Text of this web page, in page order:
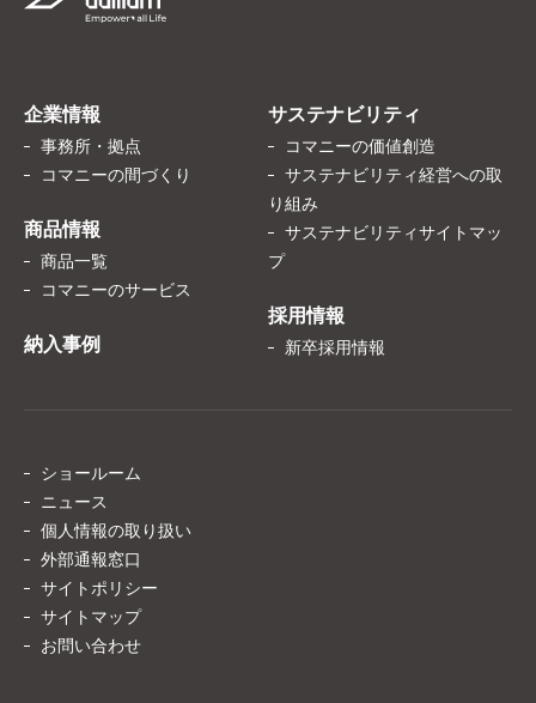
企業情報
事務所・拠点
コマニーの間づくり
商品情報
商品一覧
コマニーのサービス
納入事例
サステナビリティ
コマニーの価値創造
サステナビリティ経営への取
り組み
サステナビリティサイトマッ
プ
採用情報
新卒採用情報
ショールーム
ニュース
個人情報の取り扱い
外部通報窓口
サイトポリシー
サイトマップ
お問い合わせ